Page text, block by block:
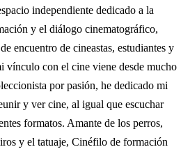
independiente dedicado a la
y el diálogo cinematográfico,
encuentro de cineastas, estudiantes y
vínculo con el cine viene desde mucho
por pasión, he dedicado mi
y ver cine, al igual que escuchar
formatos. Amante de los perros,
y el tatuaje, Cinéfilo de formación